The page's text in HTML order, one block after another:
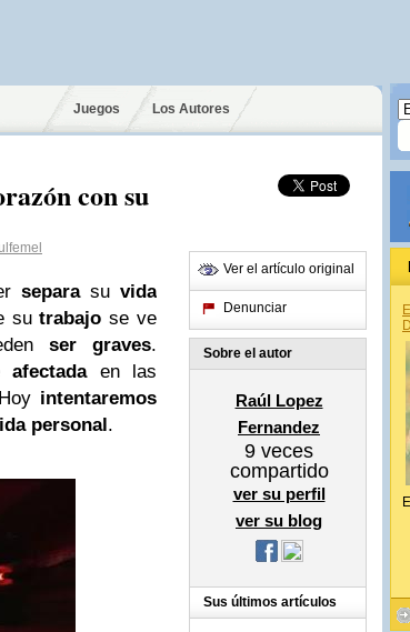
Juegos Los Autores
con su
separasuvida
sutrabajo se ve
ser graves.
afectadaen las
intentaremos
personal.
Ver el artículo original
Denunciar
Sobre el autor
Raúl Lopez
Fernandez
9 veces
compartido
ver su perfil
ver su blog
Sus últimos artículos